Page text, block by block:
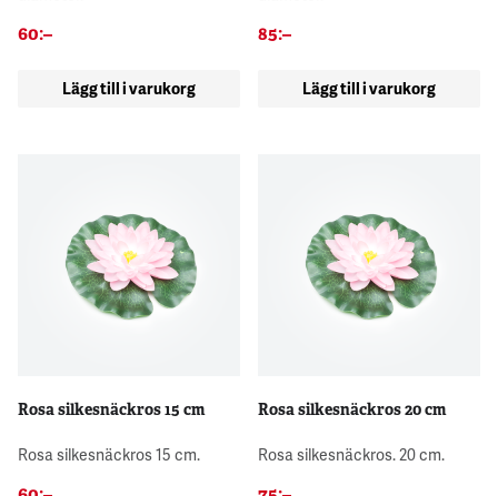
60:–
Lägg till i varukorg
85:–
Lägg till i varukorg
Rosa silkesnäckros 15 cm
Rosa silkesnäckros 15 cm.
Rosa silkesnäckros 20 cm
Rosa silkesnäckros. 20 cm.